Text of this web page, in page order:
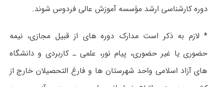
دوره کارشناسی ارشد مؤسسه آموزش عالی فردوس شوند.
* لازم به ذکر است مدارک دوره های از قبیل مجازی، نیمه
حضوری یا غیر حضوری، پیام نور، علمی ـ کاربردی و دانشگاه
های آزاد اسلامی واحد شهرستان ها و فارغ التحصیلان خارج از